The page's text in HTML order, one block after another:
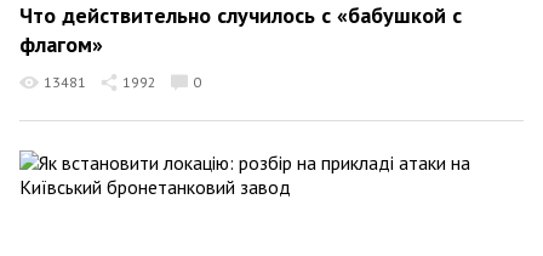
Что действительно случилось с «бабушкой с
флагом»
13481 1992 0